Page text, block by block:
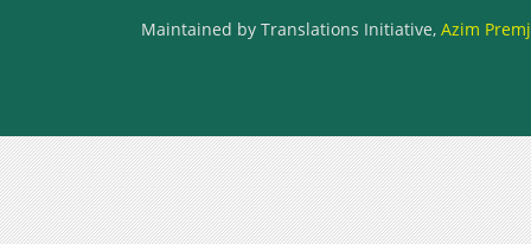
Maintained by Translations Initiative, Azim